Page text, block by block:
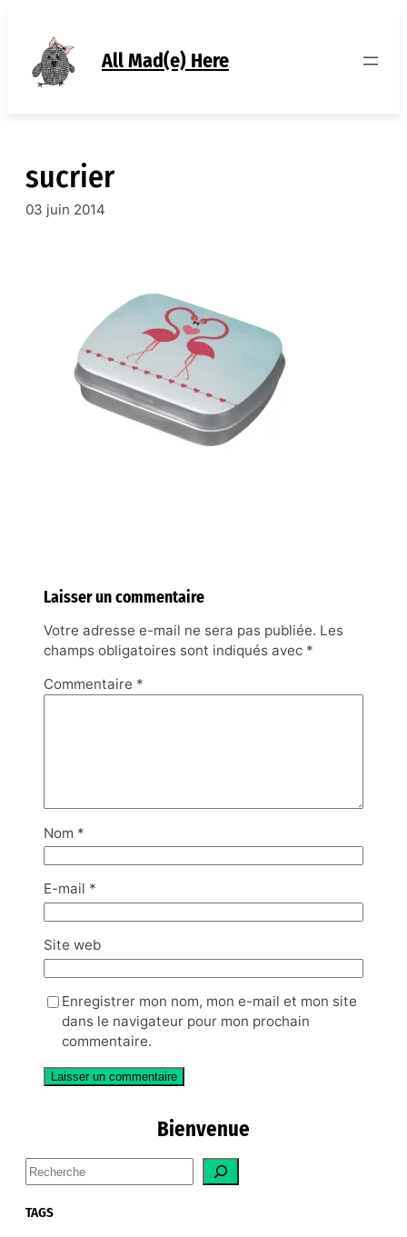
contenu
All Mad(e) Here
sucrier
03 juin 2014
Laisser un commentaire
Votre adresse e-mail ne sera pas publiée. Les
champs obligatoires sont indiqués avec *
Commentaire *
Nom *
E-mail *
Site web
Enregistrer mon nom, mon e-mail et mon site
dans le navigateur pour mon prochain
commentaire.
Bienvenue
S
e
a
TAGS